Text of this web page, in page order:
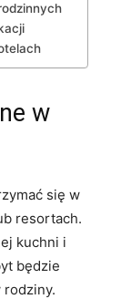
w
się w
resortach.
kuchni i
będzie
rodziny.